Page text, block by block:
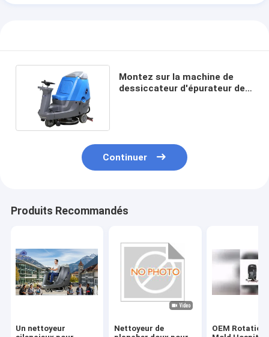
Montez sur la machine de
dessiccateur d'épurateur de
Continuer
Produits Recommandés
Un nettoyeur
Nettoyeur de
OEM